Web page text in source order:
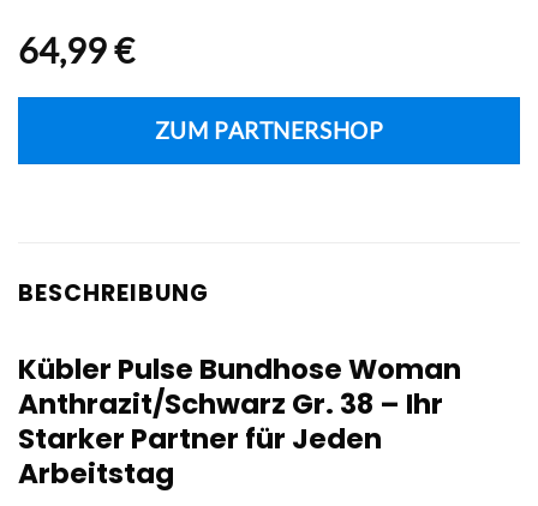
64,99€
ZUM PARTNERSHOP
BESCHREIBUNG
Kübler Pulse Bundhose Woman
Anthrazit/Schwarz Gr. 38 – Ihr
Starker Partner für Jeden
Arbeitstag